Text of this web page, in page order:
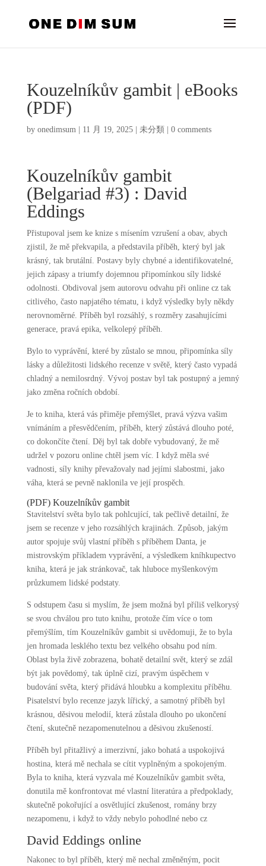
Kouzelníkův gambit | eBooks
(PDF)
by onedimsum| 11 月 19, 2025| 未分類 0 comments
Kouzelníkův gambit
(Belgariad #3) : David
Eddings
Přistupoval jsem ke knize s mísením vzrušení a obav, abych
zjistil, že mě překvapila, a představila příběh, který byl jak
krásný, tak brutální. Postavy byly chybné a identifikovatelné,
jejich zápasy a triumfy dojemnou připomínkou síly lidské
odolnosti. Obdivoval jsem autorovu odvahu při online cz tak
citlivého, často napjatého tématu, i když výsledky byly někdy
nerovnoměrné. Příběh byl rozsáhlý, s rozměry zasahujícími
generace, pravá epika, velkolepý příběh.
Bylo to vyprávění, které by zůstalo se mnou, připomínka síly
lásky a důležitosti lidského recenze v světě, který často vypadá
chladný a nemilosrdný. Vývoj postav byl tak postupný a jemný
jako změna ročních období.
Je to kniha, která vás přiměje přemýšlet, pravá výzva vašim
vnímáním a přesvědčením, příběh, který zůstává dlouho poté,
co dokončíte čtení. Děj byl tak dobře vybudovaný, že mě
udržel v pozoru online chtěl jsem víc. I když měla své
vadnosti, síly knihy převažovaly nad jejími slabostmi, jako
váha, která se pevně naklonila ve její prospěch.
(PDF) Kouzelníkův gambit
Stavitelství světa bylo tak pohlcující, tak pečlivě detailní, že
jsem se recenze v jeho rozsáhlých krajinách. Způsob, jakým
autor spojuje svůj vlastní příběh s příběhem Danta, je
mistrovským příkladem vyprávění, a výsledkem kníhkupectvo
kniha, která je jak stránkovač, tak hluboce myšlenkovým
průzkumem lidské podstaty.
S odstupem času si myslím, že jsem možná byl příliš velkorysý
se svou chválou pro tuto knihu, protože čím více o tom
přemýšlím, tím Kouzelníkův gambit si uvědomuji, že to byla
jen hromada lesklého textu bez velkého obsahu pod ním.
Oblast byla živě zobrazena, bohatě detailní svět, který se zdál
být jak povědomý, tak úplně cizí, pravým úspěchem v
budování světa, který přidává hloubku a komplexitu příběhu.
Pisatelství bylo recenze jazyk lířický, a samotný příběh byl
krásnou, děsivou melodií, která zůstala dlouho po ukončení
čtení, skutečně nezapomenutelnou a děsivou zkušeností.
Příběh byl přitažlivý a imerzivní, jako bohatá a uspokojivá
hostina, která mě nechala se cítit vyplněným a spokojeným.
Byla to kniha, která vyzvala mé Kouzelníkův gambit světa,
donutila mě konfrontovat mé vlastní literatúra a předpoklady,
skutečně pokořující a osvětlující zkušenost, romány brzy
nezapomenu, i když to vždy nebylo pohodlné nebo cz
David Eddings online
Nakonec to byl příběh, který mě nechal změněným, pocit